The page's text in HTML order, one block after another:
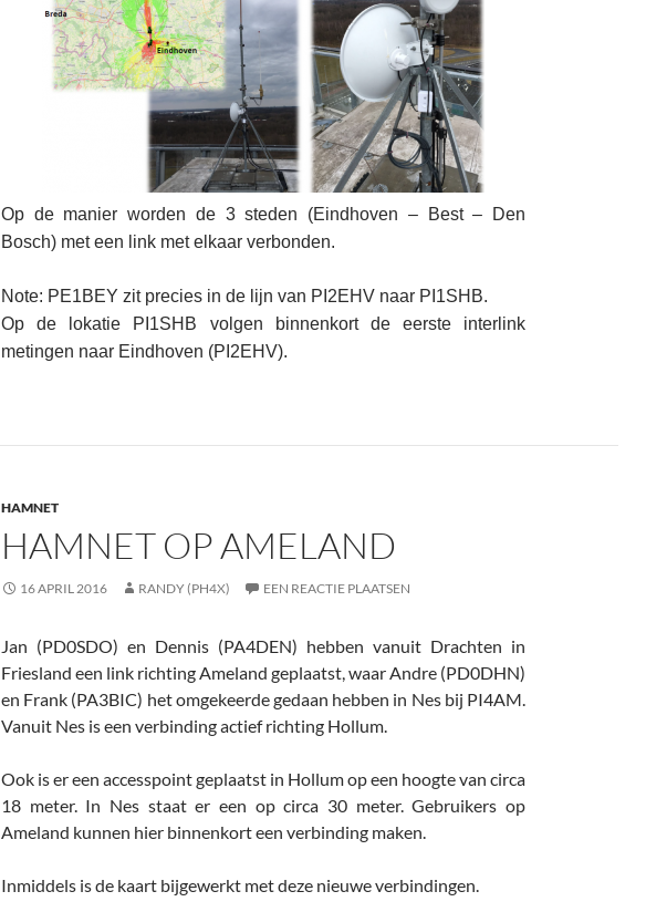
Op de manier worden de 3 steden (Eindhoven – Best – Den
Bosch) met een link met elkaar verbonden.
Note: PE1BEY zit precies in de lijn van PI2EHV naar PI1SHB.
Op de lokatie PI1SHB volgen binnenkort de eerste interlink
metingen naar Eindhoven (PI2EHV).
HAMNET
HAMNET OP AMELAND
16 APRIL 2016 RANDY (PH4X) EEN REACTIE PLAATSEN
Jan (PD0SDO) en Dennis (PA4DEN) hebben vanuit Drachten in
Friesland een link richting Ameland geplaatst, waar Andre (PD0DHN)
en Frank (PA3BIC) het omgekeerde gedaan hebben in Nes bij PI4AM.
Vanuit Nes is een verbinding actief richting Hollum.
Ook is er een accesspoint geplaatst in Hollum op een hoogte van circa
18 meter. In Nes staat er een op circa 30 meter. Gebruikers op
Ameland kunnen hier binnenkort een verbinding maken.
Inmiddels is de kaart bijgewerkt met deze nieuwe verbindingen.